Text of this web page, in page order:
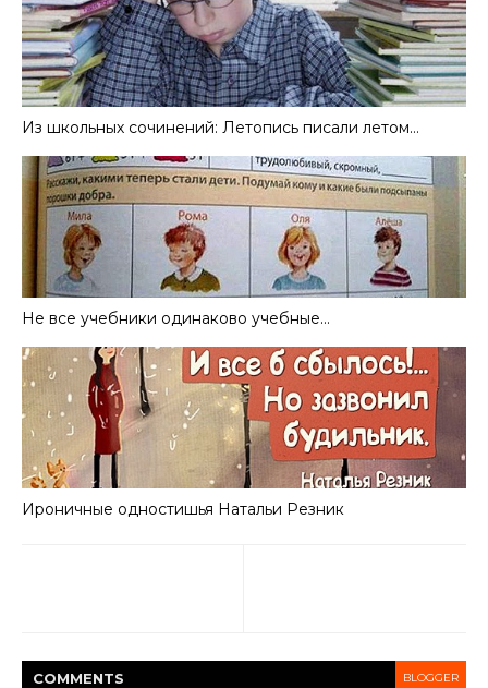
Из школьных сочинений: Летопись писали летом…
Не все учебники одинаково учебные…
Ироничные одностишья Haтальи Резник
COMMENTS BLOGGER